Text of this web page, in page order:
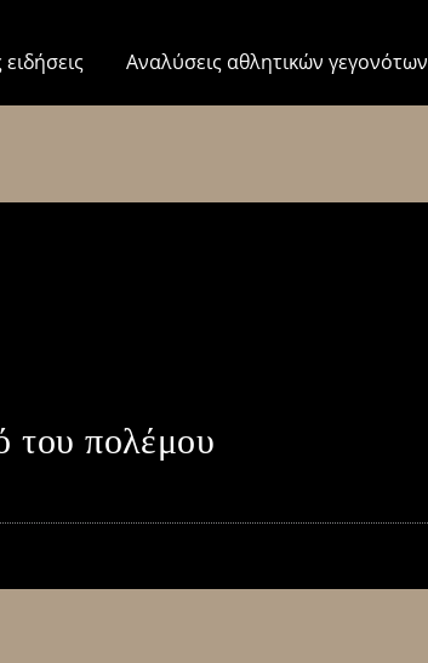
Αναλύσεις αθλητικών γεγονότων
του πολέμου